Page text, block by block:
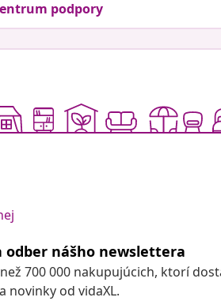
podpory
odber nášho newslettera
700 000 nakupujúcich, ktorí
novinky od vidaXL.